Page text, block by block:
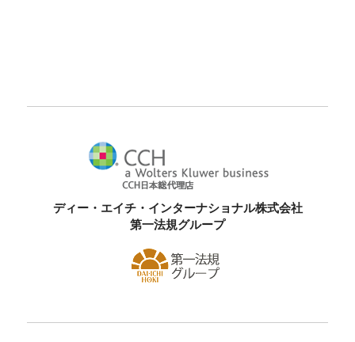
ディー・エイチ・インターナショナル株式会社
第一法規グループ